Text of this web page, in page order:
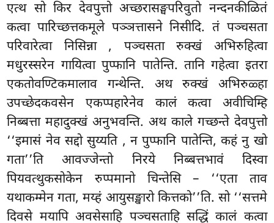
एत्थ सो किर देवपुत्तो अच्छरासङ्घपरिवुतो नन्दनकीळितं
कत्वा पारिच्छत्तकमूले पञ्ञत्तासने निसीदि. तं पञ्चसता
परिवारेत्वा निसिन्ना , पञ्चसता रुक्खं अभिरुहित्वा
मधुरस्सरेन गायित्वा पुप्फानि पातेन्ति. तानि गहेत्वा इतरा
एकतोवण्टिकमालाव गन्थेन्ति. अथ रुक्खं अभिरुळ्हा
उपच्छेदकवसेन एकप्पहारेनेव कालं कत्वा अवीचिम्हि
निब्बत्ता महादुक्खं अनुभवन्ति. अथ काले गच्छन्ते देवपुत्तो
‘‘इमासं नेव सद्दो सुय्यति , न पुप्फानि पातेन्ति, कहं नु खो
गता’’ति आवज्जेन्तो निरये निब्बत्तभावं दिस्वा
पियवत्थुकसोकेन रुप्पमानो चिन्तेसि – ‘‘एता ताव
यथाकम्मेन गता, मय्हं आयुसङ्खारो कित्तको’’ति. सो ‘‘सत्तमे
दिवसे मयापि अवसेसाहि पञ्चसताहि सद्धिं कालं कत्वा